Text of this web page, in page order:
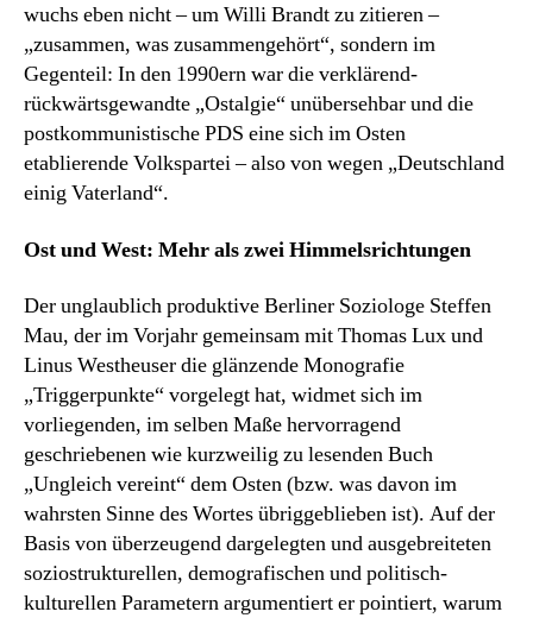
wuchs eben nicht – um Willi Brandt zu zitieren –
„zusammen, was zusammengehört“, sondern im
Gegenteil: In den 1990ern war die verklärend-
rückwärtsgewandte „Ostalgie“ unübersehbar und die
postkommunistische PDS eine sich im Osten
etablierende Volkspartei – also von wegen „Deutschland
einig Vaterland“.
Ost und West: Mehr als zwei Himmelsrichtungen
Der unglaublich produktive Berliner Soziologe Steffen
Mau, der im Vorjahr gemeinsam mit Thomas Lux und
Linus Westheuser die glänzende Monografie
„Triggerpunkte“ vorgelegt hat, widmet sich im
vorliegenden, im selben Maße hervorragend
geschriebenen wie kurzweilig zu lesenden Buch
„Ungleich vereint“ dem Osten (bzw. was davon im
wahrsten Sinne des Wortes übriggeblieben ist). Auf der
Basis von überzeugend dargelegten und ausgebreiteten
soziostrukturellen, demografischen und politisch-
kulturellen Parametern argumentiert er pointiert, warum